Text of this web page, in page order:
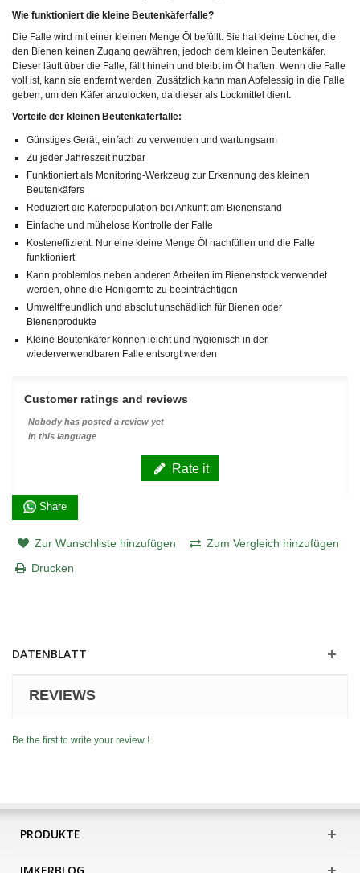
Wie funktioniert die kleine Beutenkäferfalle?
Die Falle wird mit einer kleinen Menge Öl befüllt. Sie hat kleine Löcher, die
den Bienen keinen Zugang gewähren, jedoch dem kleinen Beutenkäfer.
Dieser läuft über die Falle, fällt hinein und bleibt im Öl haften. Wenn die Falle
voll ist, kann sie entfernt werden. Zusätzlich kann man Apfelessig in die Falle
geben, um den Käfer anzulocken, da dieser als Lockmittel dient.
Vorteile der kleinen Beutenkäferfalle:
Günstiges Gerät, einfach zu verwenden und wartungsarm
Zu jeder Jahreszeit nutzbar
Funktioniert als Monitoring-Werkzeug zur Erkennung des kleinen
Beutenkäfers
Reduziert die Käferpopulation bei Ankunft am Bienenstand
Einfache und mühelose Kontrolle der Falle
Kosteneffizient: Nur eine kleine Menge Öl nachfüllen und die Falle
funktioniert
Kann problemlos neben anderen Arbeiten im Bienenstock verwendet
werden, ohne die Honigernte zu beeinträchtigen
Umweltfreundlich und absolut unschädlich für Bienen oder
Bienenprodukte
Kleine Beutenkäfer können leicht und hygienisch in der
wiederverwendbaren Falle entsorgt werden
Customer ratings and reviews
Nobody has posted a review yet
in this language
Rate it
Share
Zur Wunschliste hinzufügen
Zum Vergleich hinzufügen
Drucken
DATENBLATT
REVIEWS
Be the first to write your review !
PRODUKTE